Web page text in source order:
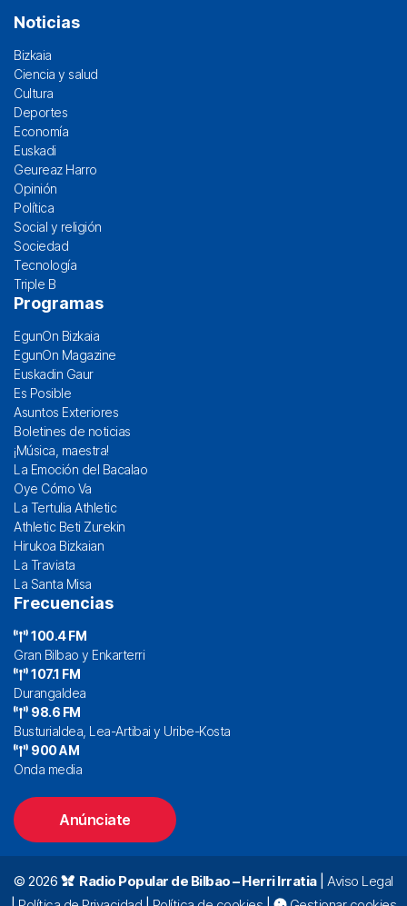
Noticias
Bizkaia
Ciencia y salud
Cultura
Deportes
Economía
Euskadi
Geureaz Harro
Opinión
Política
Social y religión
Sociedad
Tecnología
Triple B
Programas
EgunOn Bizkaia
EgunOn Magazine
Euskadin Gaur
Es Posible
Asuntos Exteriores
Boletines de noticias
¡Música, maestra!
La Emoción del Bacalao
Oye Cómo Va
La Tertulia Athletic
Athletic Beti Zurekin
Hirukoa Bizkaian
La Traviata
La Santa Misa
Frecuencias
100.4 FM
Gran Bilbao y Enkarterri
107.1 FM
Durangaldea
98.6 FM
Busturialdea, Lea-Artibai y Uribe-Kosta
900 AM
Onda media
Anúnciate
© 2026 Radio Popular de Bilbao – Herri Irratia| Aviso Legal